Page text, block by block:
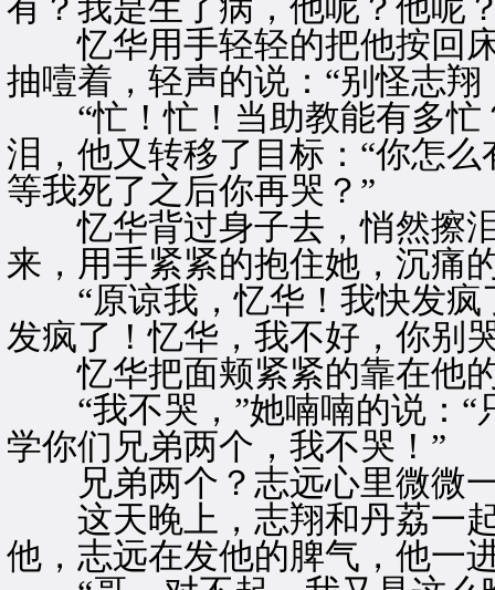
有？我是生了病，他呢？他呢
忆华用手轻轻的把他按回床
抽噎着，轻声的说：“别怪志翔
“忙！忙！当助教能有多忙
泪，他又转移了目标：“你怎
等我死了之后你再哭？”
忆华背过身子去，悄然擦泪
来，用手紧紧的抱住她，沉痛
“原谅我，忆华！我快发疯
发疯了！忆华，我不好，你别
忆华把面颊紧紧的靠在他
“我不哭，”她喃喃的说：“
学你们兄弟两个，我不哭！”
兄弟两个？志远心里微微
这天晚上，志翔和丹荔一起
他，志远在发他的脾气，他一